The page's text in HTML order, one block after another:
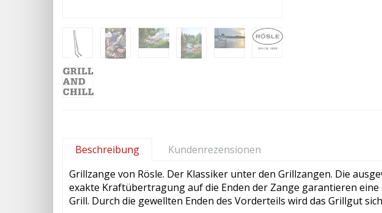
Beschreibung
Kundenrezensionen
Grillzange von Rösle. Der Klassiker unter den Grillzangen. Die
exakte Kraftübertragung auf die Enden der Zange garantieren
Grill. Durch die gewellten Enden des Vorderteils wird das Grillgut